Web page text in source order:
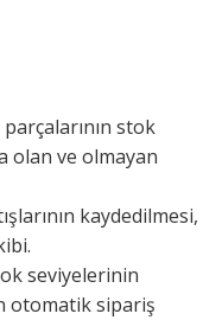
stok
olan ve olmayan
kaydedilmesi,
seviyelerinin
otomatik sipariş